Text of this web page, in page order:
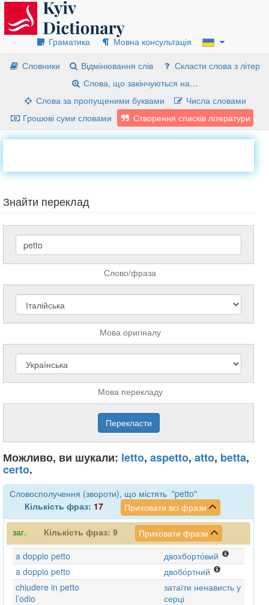
Граматика
Мовна консультація
Словники
Відмінювання слів
Скласти слова з літер
Слова, що закінчуються на…
Слова за пропущеними буквами
Числа словами
Грошові суми словами
Створення списків літератури
Знайти переклад
Слово/фраза
Мова оригіналу
Мова перекладу
Можливо, ви шукали: letto, aspetto, atto, betta,
certo.
Словосполучення (звороти), що містять "petto"
Кількість фраз: 17 Приховати всі фрази
заг. Кількість фраз: 9
Приховати фрази
a doppio petto
двохборто́вий
a doppio petto
двобо́ртний
chiudere in petto
l’odio
затаїти ненависть у
серці